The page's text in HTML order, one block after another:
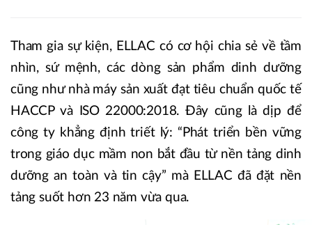
Tham gia sự kiện, ELLAC có cơ hội chia sẻ về tầm
nhìn, sứ mệnh, các dòng sản phẩm dinh dưỡng
cũng như nhà máy sản xuất đạt tiêu chuẩn quốc tế
HACCP và ISO 22000:2018. Đây cũng là dịp để
công ty khẳng định triết lý: “Phát triển bền vững
trong giáo dục mầm non bắt đầu từ nền tảng dinh
dưỡng an toàn và tin cậy” mà ELLAC đã đặt nền
tảng suốt hơn 23 năm vừa qua.